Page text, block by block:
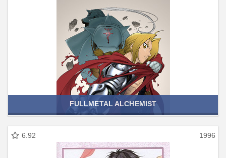
FULLMETAL ALCHEMIST
6.92 1996